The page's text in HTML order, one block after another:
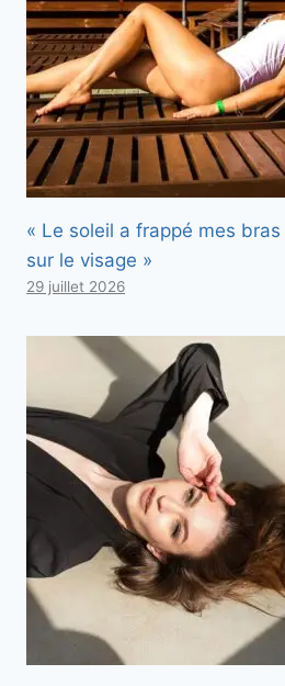
« Le soleil a frappé mes bras
sur le visage »
29 juillet 2026